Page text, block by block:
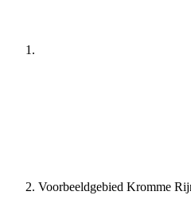
Voorbeeldgebied Kromme